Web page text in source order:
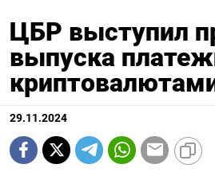
ЦБР выступил
выпуска
29.11.2024